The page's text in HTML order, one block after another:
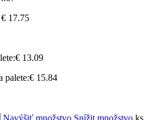
€ 17.75
€ 13.09
palete:€ 15.84
Navýšiť množstvo Snížit množstvo ks